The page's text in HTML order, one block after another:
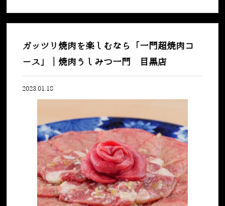
ガッツリ焼肉を楽しむなら「一門超焼肉コ
ース」｜焼肉うしみつ一門 目黒店
2023.01.18